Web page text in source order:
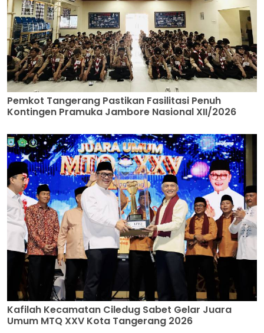
Pemkot Tangerang Pastikan Fasilitasi Penuh
Kontingen Pramuka Jambore Nasional XII/2026
Kafilah Kecamatan Ciledug Sabet Gelar Juara
Umum MTQ XXV Kota Tangerang 2026